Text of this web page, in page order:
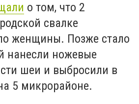
о том, что 2
свалке
женщины. Позже стало
нанесли ножевые
шеи и выбросили в
5 микрорайоне.